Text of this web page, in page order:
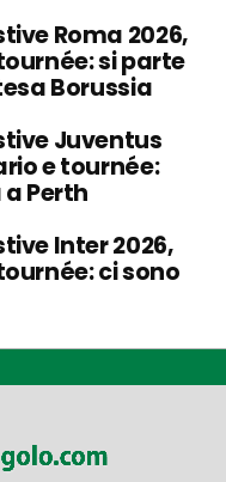
Roma 2026,
si parte
Borussia
Juventus
e tournée:
Perth
Inter 2026,
ci sono